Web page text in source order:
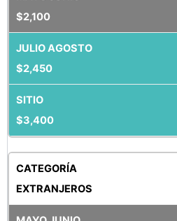
$2,100
$2,450
$3,400
EXTRANJEROS